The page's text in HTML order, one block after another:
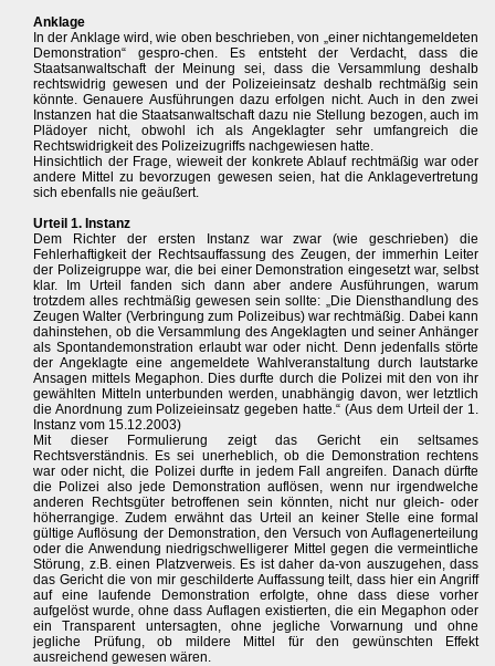
Anklage
In der Anklage wird, wie oben beschrieben, von „einer nichtangemeldeten
Demonstration“ gespro-chen. Es entsteht der Verdacht, dass die
Staatsanwaltschaft der Meinung sei, dass die Versammlung deshalb
rechtswidrig gewesen und der Polizeieinsatz deshalb rechtmäßig sein
könnte. Genauere Ausführungen dazu erfolgen nicht. Auch in den zwei
Instanzen hat die Staatsanwaltschaft dazu nie Stellung bezogen, auch im
Plädoyer nicht, obwohl ich als Angeklagter sehr umfangreich die
Rechtswidrigkeit des Polizeizugriffs nachgewiesen hatte.
Hinsichtlich der Frage, wieweit der konkrete Ablauf rechtmäßig war oder
andere Mittel zu bevorzugen gewesen seien, hat die Anklagevertretung
sich ebenfalls nie geäußert.
Urteil 1. Instanz
Dem Richter der ersten Instanz war zwar (wie geschrieben) die
Fehlerhaftigkeit der Rechtsauffassung des Zeugen, der immerhin Leiter
der Polizeigruppe war, die bei einer Demonstration eingesetzt war, selbst
klar. Im Urteil fanden sich dann aber andere Ausführungen, warum
trotzdem alles rechtmäßig gewesen sein sollte: „Die Diensthandlung des
Zeugen Walter (Verbringung zum Polizeibus) war rechtmäßig. Dabei kann
dahinstehen, ob die Versammlung des Angeklagten und seiner Anhänger
als Spontandemonstration erlaubt war oder nicht. Denn jedenfalls störte
der Angeklagte eine angemeldete Wahlveranstaltung durch lautstarke
Ansagen mittels Megaphon. Dies durfte durch die Polizei mit den von ihr
gewählten Mitteln unterbunden werden, unabhängig davon, wer letztlich
die Anordnung zum Polizeieinsatz gegeben hatte.“ (Aus dem Urteil der 1.
Instanz vom 15.12.2003)
Mit dieser Formulierung zeigt das Gericht ein seltsames
Rechtsverständnis. Es sei unerheblich, ob die Demonstration rechtens
war oder nicht, die Polizei durfte in jedem Fall angreifen. Danach dürfte
die Polizei also jede Demonstration auflösen, wenn nur irgendwelche
anderen Rechtsgüter betroffenen sein könnten, nicht nur gleich- oder
höherrangige. Zudem erwähnt das Urteil an keiner Stelle eine formal
gültige Auflösung der Demonstration, den Versuch von Auflagenerteilung
oder die Anwendung niedrigschwelligerer Mittel gegen die vermeintliche
Störung, z.B. einen Platzverweis. Es ist daher da-von auszugehen, dass
das Gericht die von mir geschilderte Auffassung teilt, dass hier ein Angriff
auf eine laufende Demonstration erfolgte, ohne dass diese vorher
aufgelöst wurde, ohne dass Auflagen existierten, die ein Megaphon oder
ein Transparent untersagten, ohne jegliche Vorwarnung und ohne
jegliche Prüfung, ob mildere Mittel für den gewünschten Effekt
ausreichend gewesen wären.